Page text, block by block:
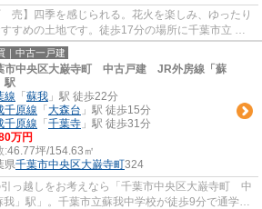
売】四季を感じられる。花火を楽しみ、ゆったり
すめの土地です。徒歩17分の場所に千葉市立 生
環境も良好なエリア...
｜中古一戸建
市中央区大巌寺町 中古戸建 JR外房線「蘇
駅
線 「 蘇我 」駅 徒歩22分
千原線 「 大森台 」駅 徒歩15分
千原線 「 千葉寺 」駅 徒歩31分
万円
:46.77坪/154.63㎡
県千葉市中央区大巌寺町324
っ越しをお考えなら「千葉市中央区大巌寺町 中
」駅」。千葉市立蘇我中学校が徒歩9分で通学に